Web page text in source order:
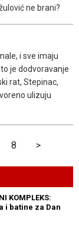
ne brani?
i sve imaju
je dodvoravanje
rat, Stepinac,
ulizuju
8 >
KOMPLEKS:
i batine za Dan